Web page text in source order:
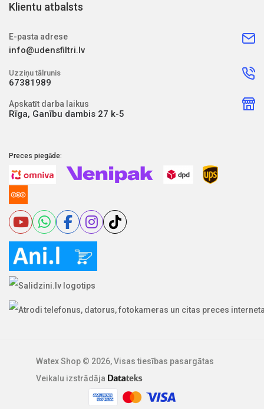
Klientu atbalsts
E-pasta adrese
info@udensfiltri.lv
Uzziņu tālrunis
67381989
Apskatīt darba laikus
Rīga, Ganību dambis 27 k-5
Preces piegāde:
Watex Shop © 2026, Visas tiesības pasargātas
Veikalu izstrādāja